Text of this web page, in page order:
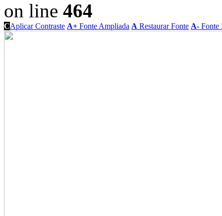
on line 464
CAplicar Contraste A+ Fonte Ampliada A Restaurar Fonte A- Fonte